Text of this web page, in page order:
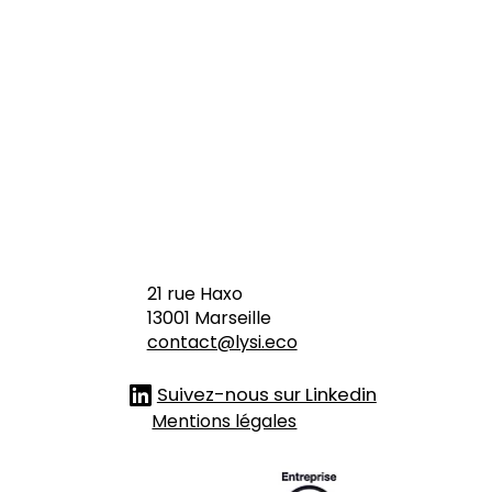
Suivez-nous sur Linkedin
Mentions légales
21 rue Haxo
13001 Marseille
contact@lysi.eco